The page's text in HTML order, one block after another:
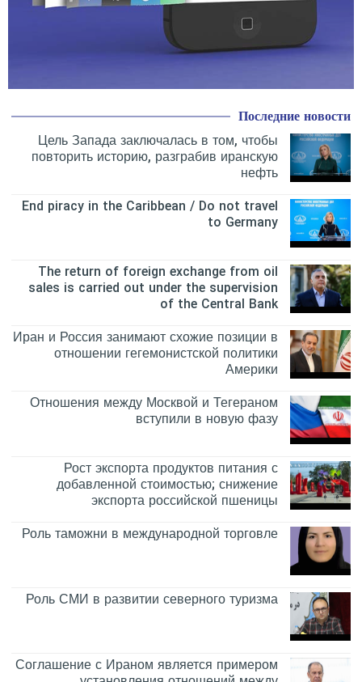
Последние новости
Цель Запада заключалась в том, чтобы
повторить историю, разграбив иранскую
нефть
End piracy in the Caribbean / Do not travel
to Germany
The return of foreign exchange from oil
sales is carried out under the supervision
of the Central Bank
Иран и Россия занимают схожие позиции в
отношении гегемонистской политики
Америки
Отношения между Москвой и Тегераном
вступили в новую фазу
Рост экспорта продуктов питания с
добавленной стоимостью; снижение
экспорта российской пшеницы
Роль таможни в международной торговле
Роль СМИ в развитии северного туризма
Соглашение с Ираном является примером